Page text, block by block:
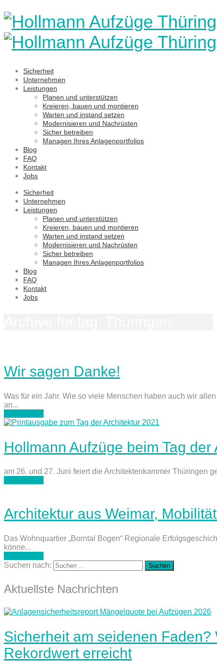
Sicherheit
Unternehmen
Leistungen
Planen und unterstützen
Kreieren, bauen und montieren
Warten und instand setzen
Modernisieren und Nachrüsten
Sicher betreiben
Managen Ihres Anlagenportfolios
Blog
FAQ
Kontakt
Jobs
Sicherheit
Unternehmen
Leistungen
Planen und unterstützen
Kreieren, bauen und montieren
Warten und instand setzen
Modernisieren und Nachrüsten
Sicher betreiben
Managen Ihres Anlagenportfolios
Blog
FAQ
Kontakt
Jobs
Wir sagen Danke!
Was für ein Jahr. Wie so viele Menschen haben auch wir
an...
Hollmann Aufzüge beim Tag der
am 26. und 27. Juni feiert die Architektenkammer Thüringen
Architektur aus Weimar,
Das Wohnquartier „Borntal Bogen“ Regionale
könne...
Suchen nach:
Aktuellste Nachrichten
Sicherheit am seidenen
Rekordwert erreicht